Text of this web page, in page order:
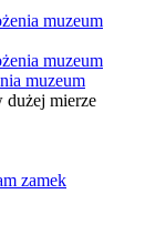
muzeum
dużej mierze
zamek